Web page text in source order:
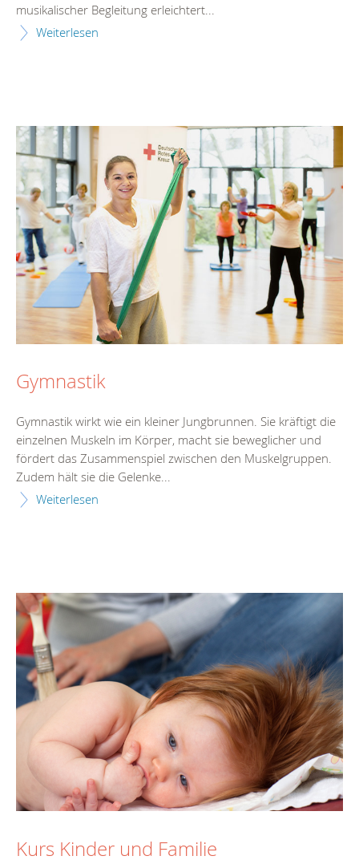
musikalischer Begleitung erleichtert...
Weiterlesen
Gymnastik
Gymnastik wirkt wie ein kleiner Jungbrunnen. Sie kräftigt die
einzelnen Muskeln im Körper, macht sie beweglicher und
fördert das Zusammenspiel zwischen den Muskelgruppen.
Zudem hält sie die Gelenke...
Weiterlesen
Kurs Kinder und Familie